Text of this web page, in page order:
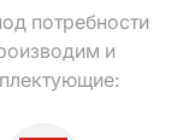
потребности
и